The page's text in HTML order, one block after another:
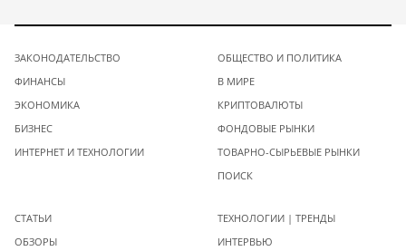
ЗАКОНОДАТЕЛЬСТВО
ФИНАНСЫ
ЭКОНОМИКА
БИЗНЕС
ИНТЕРНЕТ И ТЕХНОЛОГИИ
ОБЩЕСТВО И ПОЛИТИКА
В МИРЕ
КРИПТОВАЛЮТЫ
ФОНДОВЫЕ РЫНКИ
ТОВАРНО-СЫРЬЕВЫЕ РЫНКИ
ПОИСК
СТАТЬИ
ОБЗОРЫ
ТЕХНОЛОГИИ | ТРЕНДЫ
ИНТЕРВЬЮ